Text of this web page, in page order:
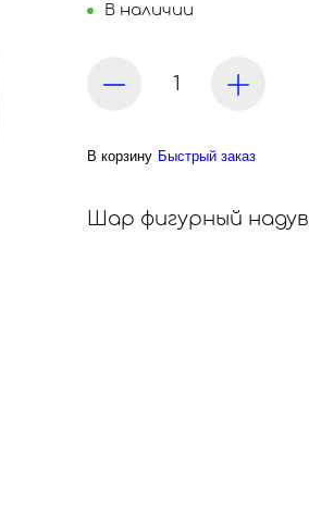
В наличии
В корзину Быстрый заказ
Шар фигурный